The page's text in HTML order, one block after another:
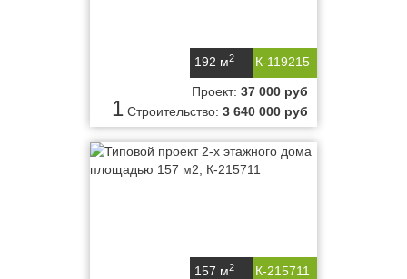
К-119215
192 м2
1
Проект: 37 000 руб
Строительство: 3 640 000 руб
К-215711
157 м2